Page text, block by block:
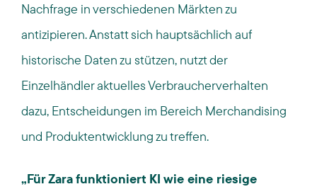
Nachfrage in verschiedenen Märkten zu
antizipieren. Anstatt sich hauptsächlich auf
historische Daten zu stützen, nutzt der
Einzelhändler aktuelles Verbraucherverhalten
dazu, Entscheidungen im Bereich Merchandising
und Produktentwicklung zu treffen.
„Für Zara funktioniert KI wie eine riesige